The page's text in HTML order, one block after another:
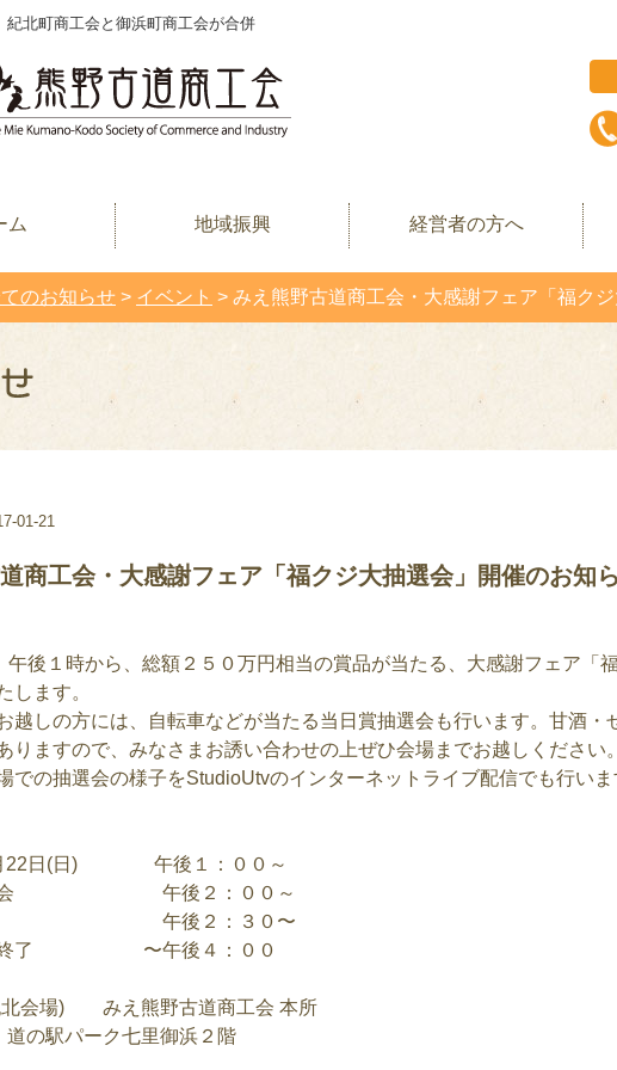
北町商工会と御浜町商工会が合併
ム 地域振興 経営者の方へ
のお知らせ > イベント > みえ熊野古道商工会・大感謝フェア「福ク
01-21
商工会・大感謝フェア「福クジ大抽選会」開催のお知
午後１時から、総額２５０万円相当の賞品が当たる、大感謝フェア「
します。
越しの方には、自転車などが当たる当日賞抽選会も行います。甘酒・
りますので、みなさまお誘い合わせの上ぜひ会場までお越しください。
での抽選会の様子をStudioUtvのインターネットライブ配信でも行い
日(日) 午後１：００～
選会 午後２：００～
選会 午後２：３０〜
換終了 〜午後４：００
北会場) みえ熊野古道商工会 本所
の駅パーク七里御浜２階